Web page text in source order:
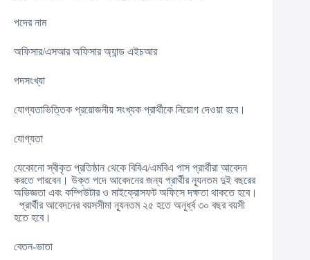
পদের নাম
অফিসার/এসআর অফিসার অ্যান্ড এইচআর
পদসংখ্যা
যোগ্যতাভিত্তিক প্রয়োজনীয় সংখ্যক প্রার্থীকে নিয়োগ দেওয়া হবে।
যোগ্যতা
যেকোনো স্বীকৃত প্রতিষ্ঠান থেকে বিবিএ/এমবিএ পাস প্রার্থীরা আবেদন
করতে পারবেন। উক্ত পদে আবেদনের জন্য প্রার্থীর ন্যূনতম দুই বছরের
অভিজ্ঞতা এবং কম্পিউটার ও মাইক্রোসফট অফিসে দক্ষতা থাকতে হবে।
প্রার্থীর আবেদনের বয়সসীমা ন্যূনতম ২৫ হতে অনূর্ধ্ব ৩০ বছর বয়সী
হতে হবে।
বেতন-ভাতা